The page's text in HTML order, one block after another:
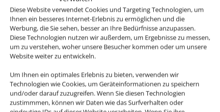
Diese Website verwendet Cookies und Targeting Technologien, um
Ihnen ein besseres Internet-Erlebnis zu ermöglichen und die
Werbung, die Sie sehen, besser an Ihre Bedürfnisse anzupassen.
Diese Technologien nutzen wir außerdem, um Ergebnisse zu messen,
um zu verstehen, woher unsere Besucher kommen oder um unsere
Website weiter zu entwickeln.
Um Ihnen ein optimales Erlebnis zu bieten, verwenden wir
Technologien wie Cookies, um Geräteinformationen zu speichern
und/oder darauf zuzugreifen. Wenn Sie diesen Technologien
zustimmmen, können wir Daten wie das Surfverhalten oder
Daten zu erhalten.
Außerdem haben das Recht,
unverzüglich die Berichtigung Sie
betreffender unrichtiger sowie die
Vervollständigung unvollständiger über
Sie gespeicherter personenbezogener
Daten zu verlangen.
Sie haben weiterhin das Recht, die